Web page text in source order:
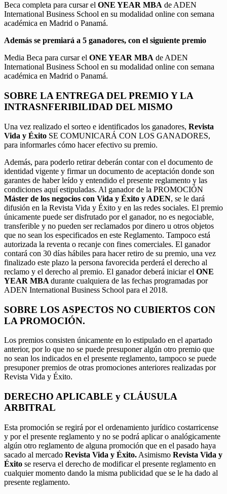
Beca completa para cursar el ONE YEAR MBA de ADEN
International Business School en su modalidad online con semana
académica en Madrid o Panamá.
Además se premiará a 5 ganadores, con el siguiente premio
Media Beca para cursar el ONE YEAR MBA de ADEN
International Business School en su modalidad online con semana
académica en Madrid o Panamá.
SOBRE LA ENTREGA DEL PREMIO Y LA
INTRASNFERIBILIDAD DEL MISMO
Una vez realizado el sorteo e identificados los ganadores, Revista
Vida y Éxito SE COMUNICARÁ CON LOS GANADORES,
para informarles cómo hacer efectivo su premio.
Además, para poderlo retirar deberán contar con el documento de
identidad vigente y firmar un documento de aceptación donde son
garantes de haber leído y entendido el presente reglamento y las
condiciones aquí estipuladas. Al ganador de la PROMOCIÓN
Máster de los negocios con Vida y Éxito y ADEN, se le dará
difusión en la Revista Vida y Éxito y en las redes sociales. El premio
únicamente puede ser disfrutado por el ganador, no es negociable,
transferible y no pueden ser reclamados por dinero u otros objetos
que no sean los especificados en este Reglamento. Tampoco está
autorizada la reventa o recanje con fines comerciales. El ganador
contará con 30 días hábiles para hacer retiro de su premio, una vez
finalizado este plazo la persona favorecida perderá el derecho al
reclamo y el derecho al premio. El ganador deberá iniciar el ONE
YEAR MBA durante cualquiera de las fechas programadas por
ADEN International Business School para el 2018.
SOBRE LOS ASPECTOS NO CUBIERTOS CON
LA PROMOCIÓN.
Los premios consisten únicamente en lo estipulado en el apartado
anterior, por lo que no se puede presuponer algún otro premio que
no sean los indicados en el presente reglamento, tampoco se puede
presuponer premios de otras promociones anteriores realizadas por
Revista Vida y Éxito.
DERECHO APLICABLE y CLÁUSULA
ARBITRAL
Esta promoción se regirá por el ordenamiento jurídico costarricense
y por el presente reglamento y no se podrá aplicar o analógicamente
algún otro reglamento de alguna promoción que en el pasado haya
sacado al mercado Revista Vida y Éxito. Asimismo Revista Vida y
Éxito se reserva el derecho de modificar el presente reglamento en
cualquier momento dando la misma publicidad que se le ha dado al
presente reglamento.